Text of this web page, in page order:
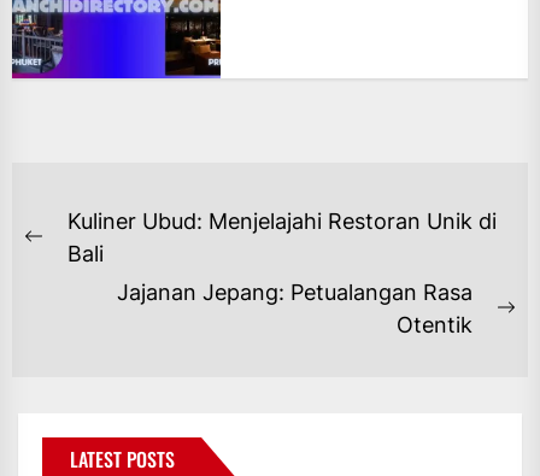
NAVIGASI
POS
Previous
Kuliner Ubud: Menjelajahi Restoran Unik di
Bali
Jajanan Jepang: Petualangan Rasa
Otentik
LATEST POSTS